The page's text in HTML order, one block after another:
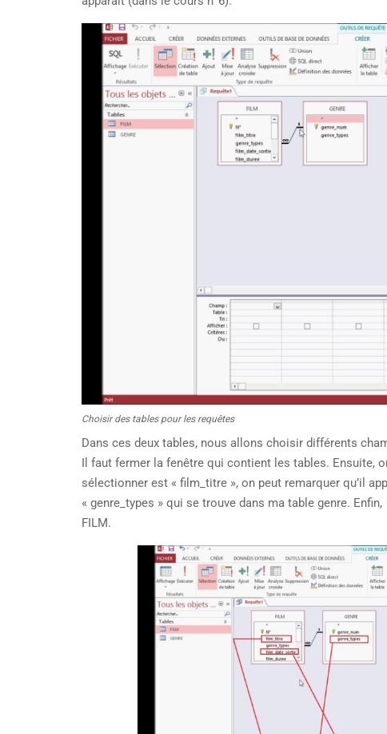
Choisir des tables pour les requêtes
Dans ces deux tables, nous allons choisir différents
Il faut fermer la fenêtre qui contient les tables. Ensuite,
sélectionner est « film_titre », on peut remarquer qu’il
« genre_types » qui se trouve dans ma table genre.
FILM.